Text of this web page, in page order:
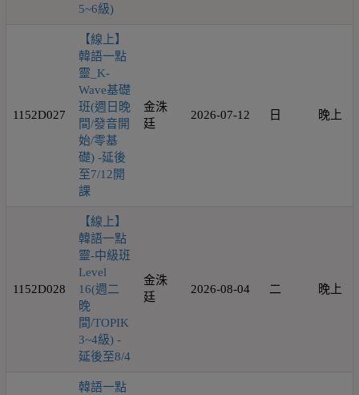
5~6級)
1152D027
【線上】
韓語一點
靈_K-
Wave基礎
班(週日晚
間/發音開
始/零基
礎) -延後
至7/12開
課
金洙
廷
2026-07-12 日 晚上
1152D028
【線上】
韓語一點
靈-中級班
Level
16(週二
晚
間/TOPIK
3~4級) -
延後至8/4
金洙
廷
2026-08-04 二 晚上
韓語一點